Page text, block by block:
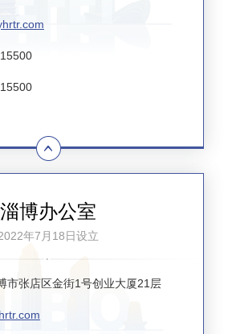
淄博办公室
年7月18日设立
市张店区金街1号创业大厦21层